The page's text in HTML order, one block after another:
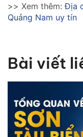
>> Xem thêm:Địa
Quảng Nam uy tín
Bài viết